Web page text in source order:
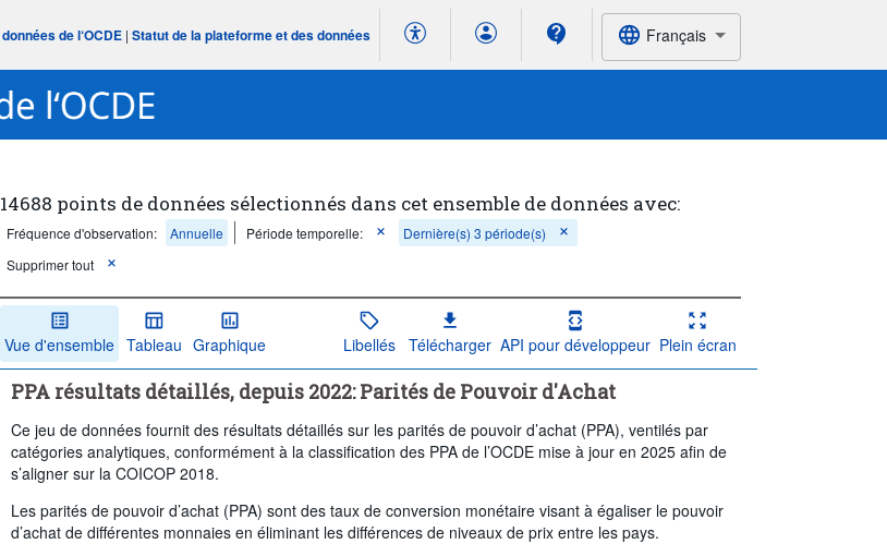
de l‘OCDE |Statut de la plateforme et des données Français
14688 points de données sélectionnés dans cet ensemble de données avec:
Fréquence d'observation: Annuelle Période temporelle:
Dernière(s) 3 période(s)
Supprimer tout
Vue d'ensemble Tableau Graphique Libellés Télécharger API pour développeur Plein écran
PPA résultats détaillés, depuis 2022: Parités de Pouvoir d'Achat
Ce jeu de données fournit des résultats détaillés sur les parités de pouvoir d’achat (PPA), ventilés par
catégories analytiques, conformément à la classification des PPA de l’OCDE mise à jour en 2025 afin de
s’aligner sur la COICOP 2018.
Les parités de pouvoir d’achat (PPA) sont des taux de conversion monétaire visant à égaliser le pouvoir
d’achat de différentes monnaies en éliminant les différences de niveaux de prix entre les pays.